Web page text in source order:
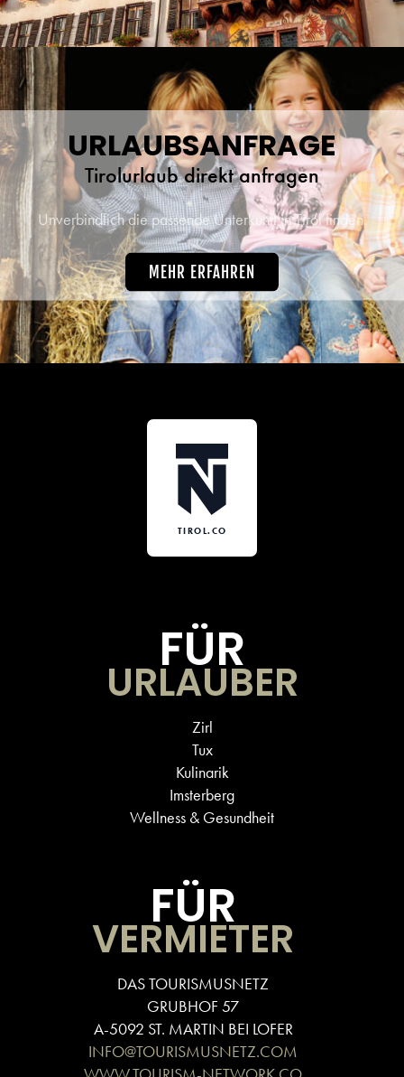
URLAUBSANFRAGE
Tirolurlaub direkt anfragen
Unverbindlich die passende Unterkunft in Tirol finden.
MEHR ERFAHREN
TIROL.CO
FÜR
URLAUBER
Zirl
Tux
Kulinarik
Imsterberg
Wellness & Gesundheit
FÜR
VERMIETER
DAS TOURISMUSNETZ
GRUBHOF 57
A-5092 ST. MARTIN BEI LOFER
INFO@TOURISMUSNETZ.COM